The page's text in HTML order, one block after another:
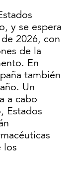
y se espera
2026, con
de la
En
también
Un
a cabo
Estados
los